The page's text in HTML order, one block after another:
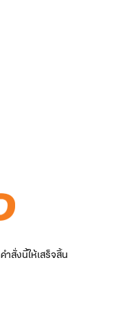
สั่งนี้ให้เสร็จสิ้น